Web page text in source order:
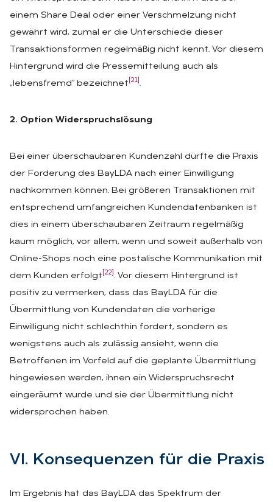
einem Share Deal oder einer Verschmelzung nicht
gewährt wird, zumal er die Unterschiede dieser
Transaktionsformen regelmäßig nicht kennt. Vor diesem
Hintergrund wird die Pressemitteilung auch als
„lebensfremd“ bezeichnet [21] .
2. Option Widerspruchslösung
Bei einer überschaubaren Kundenzahl dürfte die Praxis
der Forderung des BayLDA nach einer Einwilligung
nachkommen können. Bei größeren Transaktionen mit
entsprechend umfangreichen Kundendatenbanken ist
dies in einem überschaubaren Zeitraum regelmäßig
kaum möglich, vor allem, wenn und soweit außerhalb von
Online-Shops noch eine postalische Kommunikation mit
dem Kunden erfolgt [22] . Vor diesem Hintergrund ist
positiv zu vermerken, dass das BayLDA für die
Übermittlung von Kundendaten die vorherige
Einwilligung nicht schlechthin fordert, sondern es
wenigstens auch als zulässig ansieht, wenn die
Betroffenen im Vorfeld auf die geplante Übermittlung
hingewiesen werden, ihnen ein Widerspruchsrecht
eingeräumt wurde und sie der Übermittlung nicht
widersprochen haben.
VI. Kon­se­quen­zen für die Pra­xis
Im Ergebnis hat das BayLDA das Spektrum der